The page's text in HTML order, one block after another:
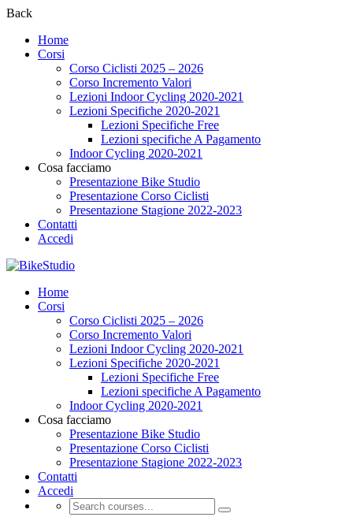
Back
Home
Corsi
Corso Ciclisti 2025 – 2026
Corso Incremento Valori
Lezioni Indoor Cycling 2020-2021
Lezioni Specifiche 2020-2021
Lezioni Specifiche Free
Lezioni specifiche A Pagamento
Indoor Cycling 2020-2021
Cosa facciamo
Presentazione Bike Studio
Presentazione Corso Ciclisti
Presentazione Stagione 2022-2023
Contatti
Accedi
Home
Corsi
Corso Ciclisti 2025 – 2026
Corso Incremento Valori
Lezioni Indoor Cycling 2020-2021
Lezioni Specifiche 2020-2021
Lezioni Specifiche Free
Lezioni specifiche A Pagamento
Indoor Cycling 2020-2021
Cosa facciamo
Presentazione Bike Studio
Presentazione Corso Ciclisti
Presentazione Stagione 2022-2023
Contatti
Accedi